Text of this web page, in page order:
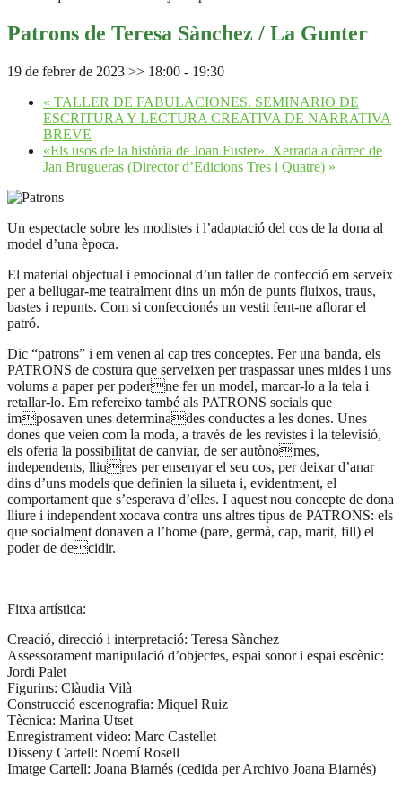
Patrons de Teresa Sànchez / La Gunter
19 de febrer de 2023 >> 18:00 - 19:30
« TALLER DE FABULACIONES. SEMINARIO DE
ESCRITURA Y LECTURA CREATIVA DE NARRATIVA
BREVE
«Els usos de la història de Joan Fuster». Xerrada a càrrec de
Jan Brugueras (Director d’Edicions Tres i Quatre) »
Un espectacle sobre les modistes i l’adaptació del cos de la dona al
model d’una època.
El material objectual i emocional d’un taller de confecció em serveix
per a bellugar-me teatralment dins un món de punts fluixos, traus,
bastes i repunts. Com si confeccionés un vestit fent-ne aflorar el
patró.
Dic “patrons” i em venen al cap tres conceptes. Per una banda, els
PATRONS de costura que serveixen per traspassar unes mides i uns
volums a paper per poderne fer un model, marcar-lo a la tela i
retallar-lo. Em refereixo també als PATRONS socials que
imposaven unes determinades conductes a les dones. Unes
dones que veien com la moda, a través de les revistes i la televisió,
els oferia la possibilitat de canviar, de ser autònomes,
independents, lliures per ensenyar el seu cos, per deixar d’anar
dins d’uns models que definien la silueta i, evidentment, el
comportament que s’esperava d’elles. I aquest nou concepte de dona
lliure i independent xocava contra uns altres tipus de PATRONS: els
que socialment donaven a l’home (pare, germà, cap, marit, fill) el
poder de decidir.
Fitxa artística:
Creació, direcció i interpretació: Teresa Sànchez
Assessorament manipulació d’objectes, espai sonor i espai escènic:
Jordi Palet
Figurins: Clàudia Vilà
Construcció escenografia: Miquel Ruiz
Tècnica: Marina Utset
Enregistrament video: Marc Castellet
Disseny Cartell: Noemí Rosell
Imatge Cartell: Joana Biarnés (cedida per Archivo Joana Biarnés)